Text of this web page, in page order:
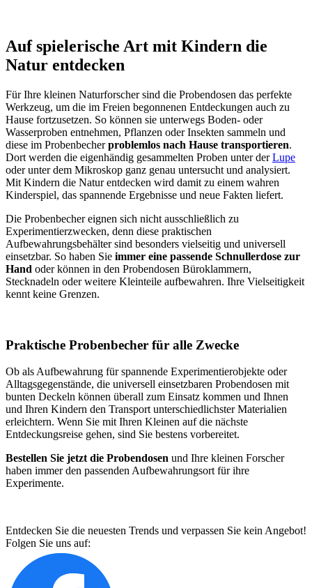
Auf spielerische Art mit Kindern die
Natur entdecken
Für Ihre kleinen Naturforscher sind die Probendosen das perfekte
Werkzeug, um die im Freien begonnenen Entdeckungen auch zu
Hause fortzusetzen. So können sie unterwegs Boden- oder
Wasserproben entnehmen, Pflanzen oder Insekten sammeln und
diese im Probenbecherproblemlos nach Hause transportieren.
Dort werden die eigenhändig gesammelten Proben unter derLupe
oder unter dem Mikroskop ganz genau untersucht und analysiert.
Mit Kindern die Natur entdecken wird damit zu einem wahren
Kinderspiel, das spannende Ergebnisse und neue Fakten liefert.
Die Probenbecher eignen sich nicht ausschließlich zu
Experimentierzwecken, denn diese praktischen
Aufbewahrungsbehälter sind besonders vielseitig und universell
einsetzbar. So haben Sie immer eine passende Schnullerdose zur
Hand oder können in den Probendosen Büroklammern,
Stecknadeln oder weitere Kleinteile aufbewahren. Ihre Vielseitigkeit
kennt keine Grenzen.
Praktische Probenbecher für alle Zwecke
Ob als Aufbewahrung für spannende Experimentierobjekte oder
Alltagsgegenstände, die universell einsetzbaren Probendosen mit
bunten Deckeln können überall zum Einsatz kommen und Ihnen
und Ihren Kindern den Transport unterschiedlichster Materialien
erleichtern. Wenn Sie mit Ihren Kleinen auf die nächste
Entdeckungsreise gehen, sind Sie bestens vorbereitet.
Bestellen Sie jetzt die Probendosen und Ihre kleinen Forscher
haben immer den passenden Aufbewahrungsort für ihre
Experimente.
Entdecken Sie die neuesten Trends und verpassen Sie kein Angebot!
Folgen Sie uns auf: